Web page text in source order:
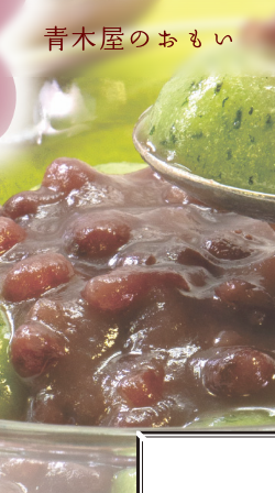
青木屋のおもい